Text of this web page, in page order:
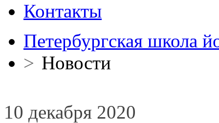
Контакты
Петербургская школа
> Новости
10 декабря 2020